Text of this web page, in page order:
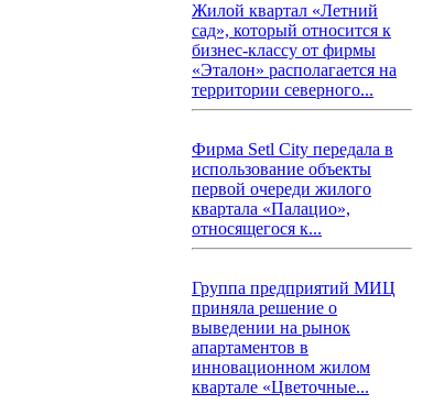
Жилой квартал «Летний
сад», который относится к
бизнес-классу от фирмы
«Эталон» располагается на
территории северного...
Фирма Setl City передала в
использование объекты
первой очереди жилого
квартала «Палацио»,
относящегося к...
Группа предприятий МИЦ
приняла решение о
выведении на рынок
апартаментов в
инновационном жилом
квартале «Цветочные...